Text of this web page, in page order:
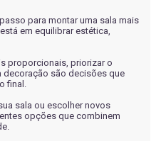
para montar uma sala mais
em equilibrar estética,
proporcionais, priorizar o
decoração são decisões que
final.
sala ou escolher novos
opções que combinem